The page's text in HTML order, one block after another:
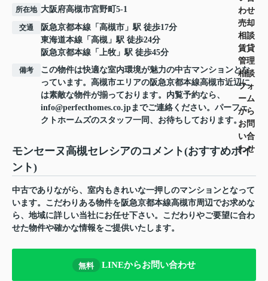
わせ
売却
相談
賃貸
管理
相談
フォ
ーム
から
お問
い合
わせ
所在地 大阪府高槻市宮野町 5-1
交通 阪急京都本線 「 高槻市 」駅 徒歩17分
東海道本線 「 高槻 」駅 徒歩24分
阪急京都本線 「 上牧 」駅 徒歩45分
備考
この物件は快適な室内環境が魅力の中古マンションとな
っています。高槻市エリアの阪急京都本線高槻市近辺に
は素敵な物件が揃っております。内覧予約なら、
info@perfecthomes.co.jpまでご連絡ください。パーフェ
クトホームズのスタッフ一同、お待ちしております。
モンセーヌ高槻セレシアのコメント(おすすめポイ
ント)
中古でありながら、室内もきれいな一押しのマンションとなって
います。こだわりある物件を阪急京都本線高槻市周辺でお求めな
ら、地域に詳しい当社にお任せ下さい。こだわりやご要望に合わ
せた物件や確かな情報をご提供いたします。
無料 LINEからお問い合わせ